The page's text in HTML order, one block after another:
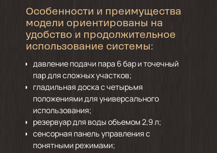
Особенности и преимущества
модели ориентированы на
удобство и продолжительное
использование системы:
давление подачи пара 6 бар и точечный
пар для сложных участков;
гладильная доска с четырьмя
положениями для универсального
использования;
резервуар для воды объемом 2,9 л;
сенсорная панель управления с
понятными режимами;